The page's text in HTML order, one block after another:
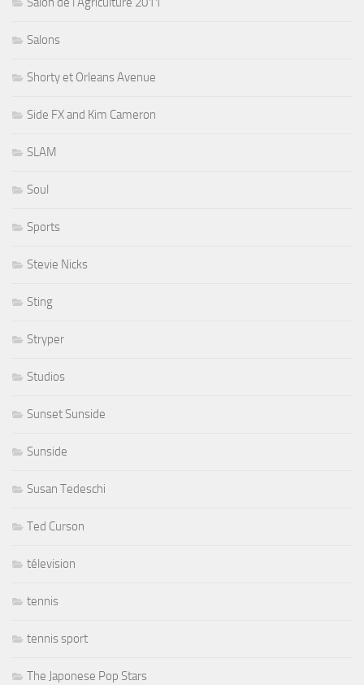
Salons
Shorty et Orleans Avenue
Side FX and Kim Cameron
SLAM
Soul
Sports
Stevie Nicks
Sting
Stryper
Studios
Sunset Sunside
Sunside
Susan Tedeschi
Ted Curson
télevision
tennis
tennis sport
The Japonese Pop Stars